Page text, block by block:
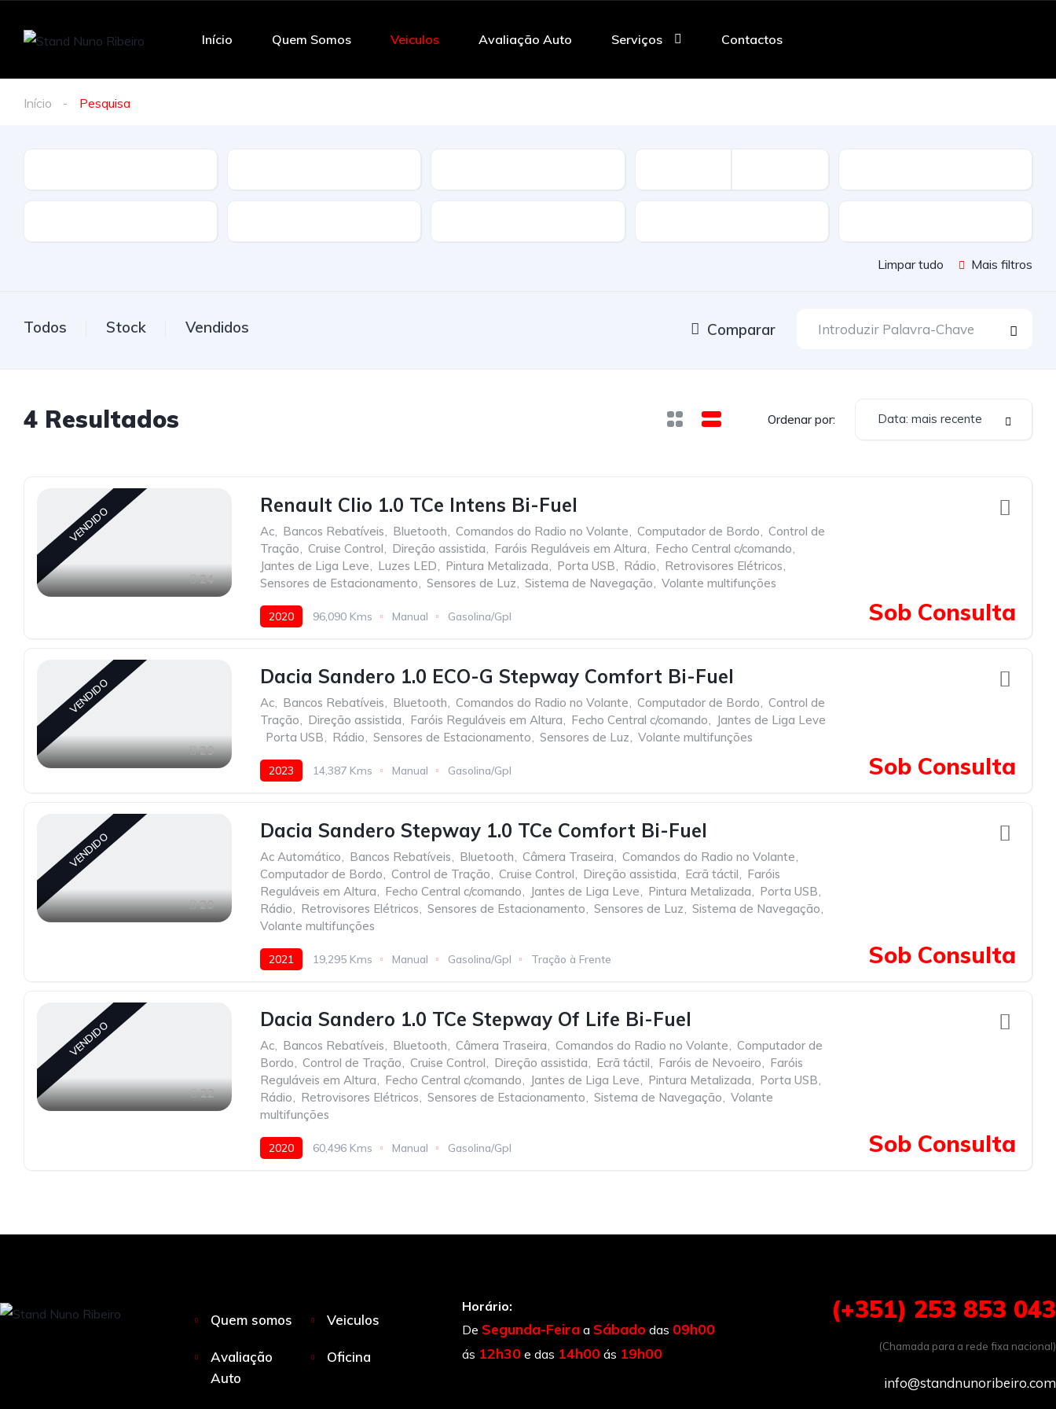
Início Quem Somos Veiculos Avaliação Auto Serviços Contactos
Início Pesquisa
Limpar tudo Mais filtros
Todos Stock Vendidos Comparar
4 Resultados Ordenar por: Data: mais recente
VENDIDO
24
Renault Clio 1.0 TCe Intens Bi-Fuel
Ac, Bancos Rebatíveis, Bluetooth, Comandos do Radio no Volante, Computador de Bordo, Control de
Tração, Cruise Control, Direção assistida, Faróis Reguláveis em Altura, Fecho Central c/comando,
Jantes de Liga Leve, Luzes LED, Pintura Metalizada, Porta USB, Rádio, Retrovisores Elétricos,
Sensores de Estacionamento, Sensores de Luz, Sistema de Navegação, Volante multifunções
2020 96,090 Kms Manual Gasolina/Gpl Sob Consulta
VENDIDO
29
Dacia Sandero 1.0 ECO-G Stepway Comfort Bi-Fuel
Ac, Bancos Rebatíveis, Bluetooth, Comandos do Radio no Volante, Computador de Bordo, Control de
Tração, Direção assistida, Faróis Reguláveis em Altura, Fecho Central c/comando, Jantes de Liga Leve
Porta USB, Rádio, Sensores de Estacionamento, Sensores de Luz, Volante multifunções
2023 14,387 Kms Manual Gasolina/Gpl Sob Consulta
VENDIDO
29
Dacia Sandero Stepway 1.0 TCe Comfort Bi-Fuel
Ac Automático, Bancos Rebatíveis, Bluetooth, Câmera Traseira, Comandos do Radio no Volante,
Computador de Bordo, Control de Tração, Cruise Control, Direção assistida, Ecrã táctil, Faróis
Reguláveis em Altura, Fecho Central c/comando, Jantes de Liga Leve, Pintura Metalizada, Porta USB,
Rádio, Retrovisores Elétricos, Sensores de Estacionamento, Sensores de Luz, Sistema de Navegação,
Volante multifunções
2021 19,295 Kms Manual Gasolina/Gpl Tração à Frente Sob Consulta
VENDIDO
22
Dacia Sandero 1.0 TCe Stepway Of Life Bi-Fuel
Ac, Bancos Rebatíveis, Bluetooth, Câmera Traseira, Comandos do Radio no Volante, Computador de
Bordo, Control de Tração, Cruise Control, Direção assistida, Ecrã táctil, Faróis de Nevoeiro, Faróis
Reguláveis em Altura, Fecho Central c/comando, Jantes de Liga Leve, Pintura Metalizada, Porta USB,
Rádio, Retrovisores Elétricos, Sensores de Estacionamento, Sistema de Navegação, Volante
multifunções
2020 60,496 Kms Manual Gasolina/Gpl Sob Consulta
Quem somos Veiculos
Avaliação
Auto
Oficina
Horário:
De Segunda-Feiraa Sábado das 09h00
ás 12h30 e das 14h00 ás 19h00
(+351) 253 853 043
(Chamada para a rede fixa nacional)
info@standnunoribeiro.com